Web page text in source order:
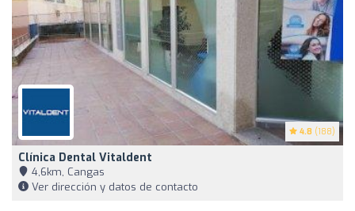
4.8 (188)
Clínica Dental Vitaldent
4,6km, Cangas
Ver dirección y datos de contacto